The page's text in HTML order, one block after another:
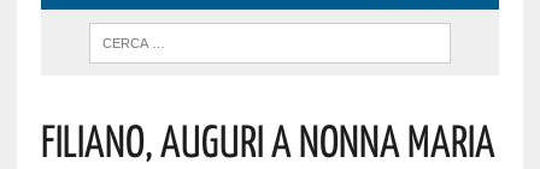
Filiano, Auguri A Nonna Maria